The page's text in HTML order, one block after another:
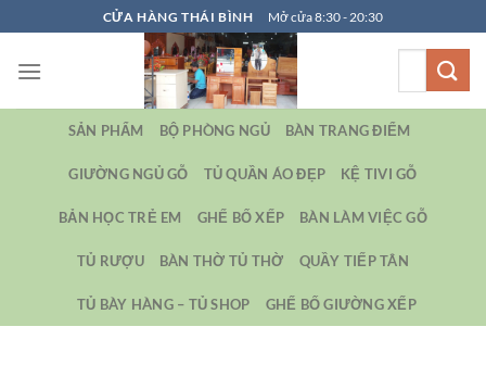
qua
nội
CỬA HÀNG THÁI BÌNH Mở cửa 8:30 - 20:30
SẢN PHẨM BỘ PHÒNG NGỦ BÀN TRANG ĐIỂM
GIƯỜNG NGỦ GỖ TỦ QUẦN ÁO ĐẸP KỆ TIVI GỖ
BẢN HỌC TRẺ EM GHẾ BỐ XẾP BÀN LÀM VIỆC GỖ
TỦ RƯỢU BÀN THỜ TỦ THỜ QUẦY TIẾP TÂN
TỦ BÀY HÀNG – TỦ SHOP GHẾ BỐ GIƯỜNG XẾP